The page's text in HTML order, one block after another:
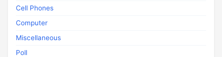
Cell Phones
Computer
Miscellaneous
Poll